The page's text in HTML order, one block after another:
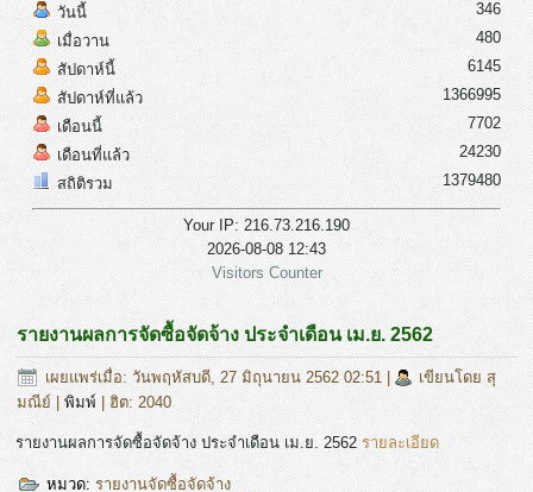
วันนี้
เมื่อวาน
สัปดาห์นี้
สัปดาห์ที่แล้ว
เดือนนี้
เดือนที่แล้ว
สถิติรวม
346
480
6145
1366995
7702
24230
1379480
Your IP: 216.73.216.190
2026-08-08 12:43
Visitors Counter
รายงานผลการจัดซื้อจัดจ้าง ประจำเดือน เม.ย. 2562
เผยแพร่เมื่อ: วันพฤหัสบดี, 27 มิถุนายน 2562 02:51 |
เขียนโดย สุ
มณีย์ |พิมพ์ | ฮิต: 2040
รายงานผลการจัดซื้อจัดจ้าง ประจำเดือน เม.ย. 2562รายละเอียด
หมวด:รายงานจัดซื้อจัดจ้าง